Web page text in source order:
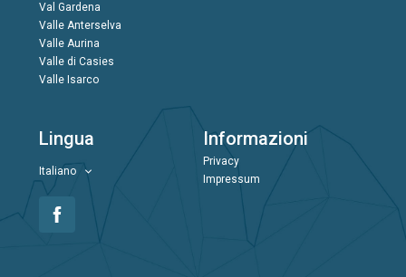
Val Gardena
Valle Anterselva
Valle Aurina
Valle di Casies
Valle Isarco
Lingua
Italiano
Informazioni
Privacy
Impressum